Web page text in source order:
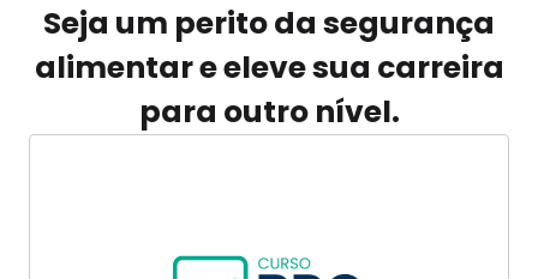
Seja um perito da segurança
alimentar e eleve sua carreira
para outro nível.